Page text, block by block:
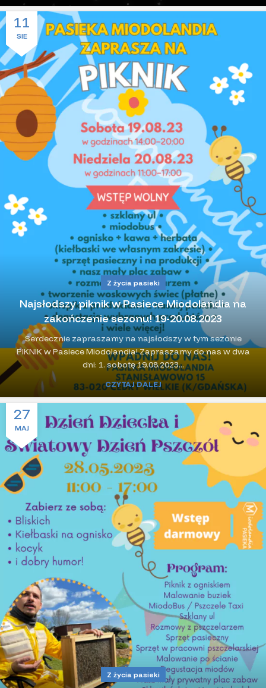
11
SIE
Z życia pasieki
Najsłodszy piknik w Pasiece Miodolandia na
zakończenie sezonu! 19-20.08.2023
Serdecznie zapraszamy na najsłodszy w tym sezonie
PIKNIK w Pasiece Miodolandia! Zapraszamy do nas w dwa
dni: 1. sobotę 19.08.2023...
CZYTAJ DALEJ
27
MAJ
Z życia pasieki